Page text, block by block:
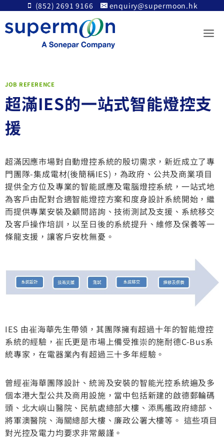
content
(852) 2691 9166 enquiry@supermoon.hk
JOB REFERENCE
超滿IES的一站式智能燈控支
援
超滿因應市場對自動燈控系統的殷切需求，新近成立了專
門團隊-集成電材(後簡稱IES)，為政府、公共及商業項目
提供全方位及專業的智能感應及電腦燈控系統，一站式地
為客戶由配對合適智能燈控方案和度身設計系統開始，繼
而提供專業安裝及顧問諮詢、技術測試及支援、系統移交
及客戶操作培訓，以至日後的系統提升、維修及保養等一
條龍支援，讓客戶安枕無憂。
IES 由崔海華先生帶領，其團隊擁有超過十年的智能燈控
系統的經驗，崔氏更是市場上備受推崇的施耐德C-Bus系
統專家，在電器業內有超過三十多年經驗。
曾經崔海華團隊設計、統籌及安裝的智能光控系統遍及多
個本港大型公共及商用設施，當中包括新建的啟德郵輪碼
頭、北大嶼山醫院、民航處總部大樓、添馬艦政府總部、
將軍澳醫院、海關總部大樓、廉政公署大樓等。 這些項目
對光控及電力均要求非常嚴謹。